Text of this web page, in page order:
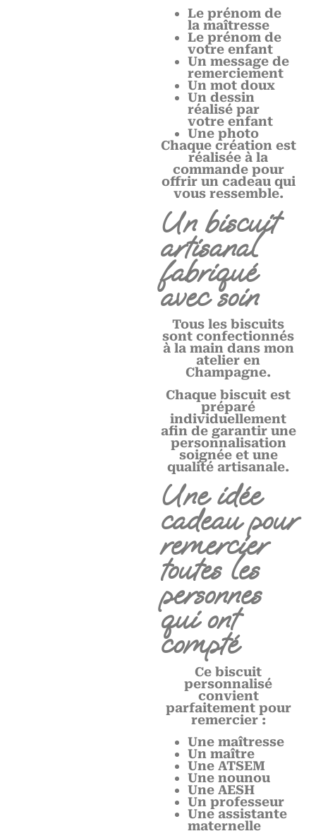
Le prénom de
la maîtresse
Le prénom de
votre enfant
Un message de
remerciement
Un mot doux
Un dessin
réalisé par
votre enfant
Une photo
Chaque création est
réalisée à la
commande pour
offrir un cadeau qui
vous ressemble.
Un biscuit
artisanal
fabriqué
avec soin
Tous les biscuits
sont confectionnés
à la main dans mon
atelier en
Champagne.
Chaque biscuit est
préparé
individuellement
afin de garantir une
personnalisation
soignée et une
qualité artisanale.
Une idée
cadeau pour
remercier
toutes les
personnes
qui ont
compté
Ce biscuit
personnalisé
convient
parfaitement pour
remercier :
Une maîtresse
Un maître
Une ATSEM
Une nounou
Une AESH
Un professeur
Une assistante
maternelle